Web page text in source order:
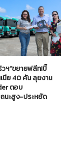
ฯ”ขยายฟลีท!บิ๊
ย 40 คัน ลุยงาน
ตอบ
นะสูง-ประหยัด